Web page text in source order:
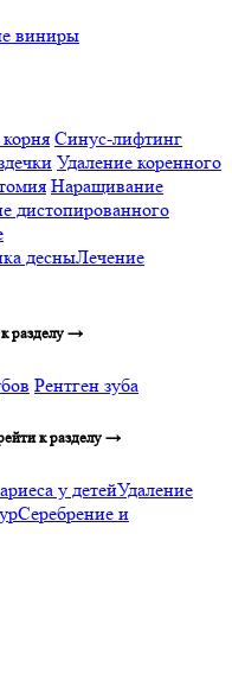
виниры
Синус-лифтинг
Удаление коренного
Наращивание
дистопированного
десныЛечение
разделу →
Рентген зуба
к разделу →
у детейУдаление
Серебрение и